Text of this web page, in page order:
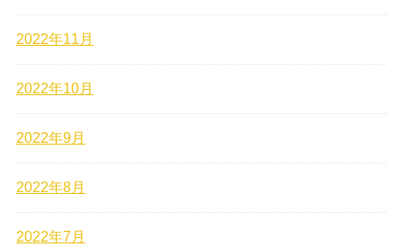
2022年11月
2022年10月
2022年9月
2022年8月
2022年7月